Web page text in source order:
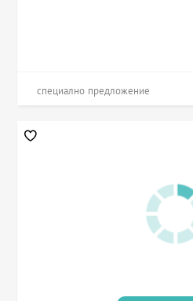
специално предложение